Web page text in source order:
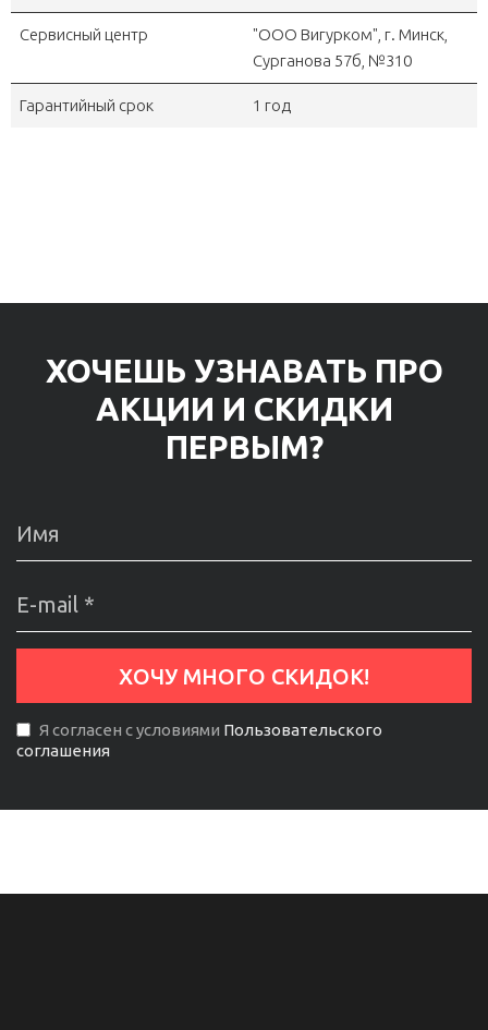
Сервисный центр
"OOO Вигурком", г. Минск,
Сурганова 57б, №310
Гарантийный срок 1 год
ХОЧЕШЬ УЗНАВАТЬ ПРО
АКЦИИ И СКИДКИ
ПЕРВЫМ?
Я согласен с условиями Пользовательского
соглашения